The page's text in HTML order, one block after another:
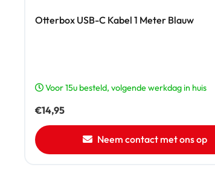
Otterbox USB-C Kabel 1 Meter Blauw
Voor 15u besteld, volgende werkdag in huis
€14,95
Neem contact met ons op